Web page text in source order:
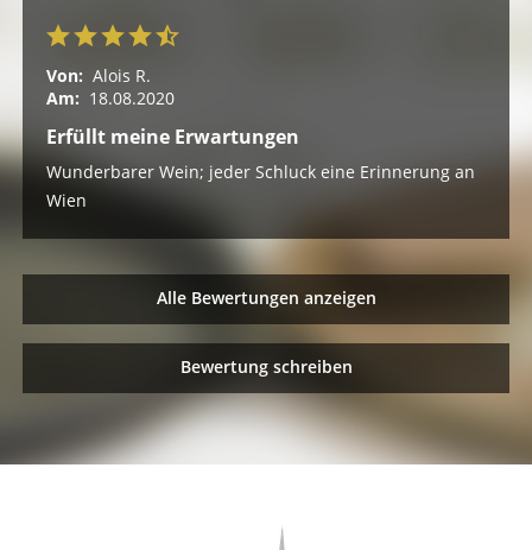
Von: Alois R.
Am: 18.08.2020
Erfüllt meine Erwartungen
Wunderbarer Wein; jeder Schluck eine Erinnerung an
Wien
Alle Bewertungen anzeigen
Bewertung schreiben